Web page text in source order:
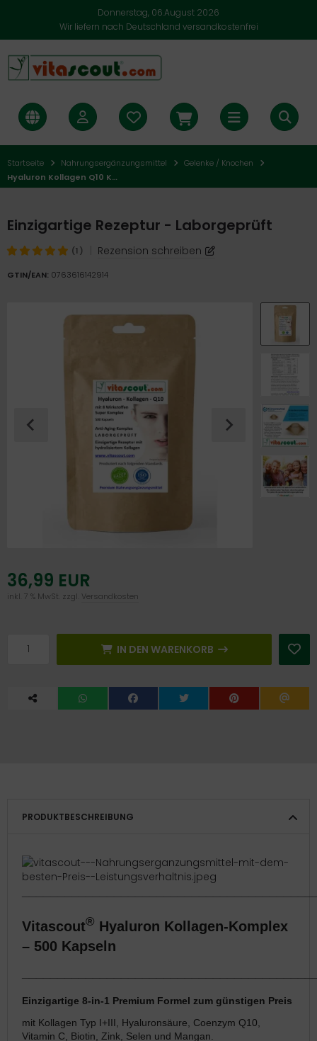
Donnerstag, 06.August 2026
Wir liefern nach Deutschland versandkostenfrei
Startseite Nahrungsergänzungsmittel
Gelenke / Knochen
Hyaluron Kollagen Q10 Komplex 500 Kapseln – Vitamin C, Biotin Zink Selen Mangan
Einzigartige Rezeptur - Laborgeprüft
(1) Rezension schreiben
GTIN/EAN: 0763616142914
36,99 EUR
inkl. 7 % MwSt. zzgl. Versandkosten
IN DEN WARENKORB
PRODUKTBESCHREIBUNG
Vitascout® Hyaluron Kollagen-Komplex
– 500 Kapseln
Einzigartige 8-in-1 Premium Formel zum günstigen Preis
mit Kollagen Typ I+III, Hyaluronsäure, Coenzym Q10,
Vitamin C, Biotin, Zink, Selen und Mangan.